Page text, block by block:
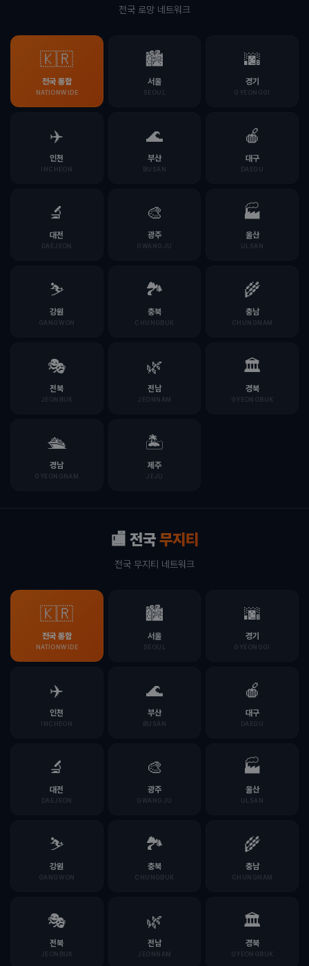
전국 로망 네트워크
🇰🇷
전국 통합
NATIONWIDE
🏙️
서울
SEOUL
🌆
경기
GYEONGGI
✈️
인천
INCHEON
🌊
부산
BUSAN
🍎
대구
DAEGU
🔬
대전
DAEJEON
🎨
광주
GWANGJU
🏭
울산
ULSAN
⛷️
강원
GANGWON
🏞️
충북
CHUNGBUK
🌾
충남
CHUNGNAM
🎭
전북
JEONBUK
🌿
전남
JEONNAM
🏛️
경북
GYEONGBUK
🛳️
경남
GYEONGNAM
🏝️
제주
JEJU
🏬 전국무지티
전국 무지티 네트워크
🇰🇷
전국 통합
NATIONWIDE
🏙️
서울
SEOUL
🌆
경기
GYEONGGI
✈️
인천
INCHEON
🌊
부산
BUSAN
🍎
대구
DAEGU
🔬
대전
DAEJEON
🎨
광주
GWANGJU
🏭
울산
ULSAN
⛷️
강원
GANGWON
🏞️
충북
CHUNGBUK
🌾
충남
CHUNGNAM
🎭
전북
JEONBUK
🌿
전남
JEONNAM
🏛️
경북
GYEONGBUK